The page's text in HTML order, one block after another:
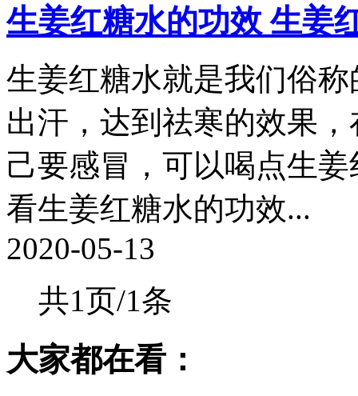
生姜红糖水的功效 生姜
生姜红糖水就是我们俗
出汗，达到祛寒的效果
己要感冒，可以喝点生
看生姜红糖水的功效...
2020-05-13
共1页/1条
大家都在看：